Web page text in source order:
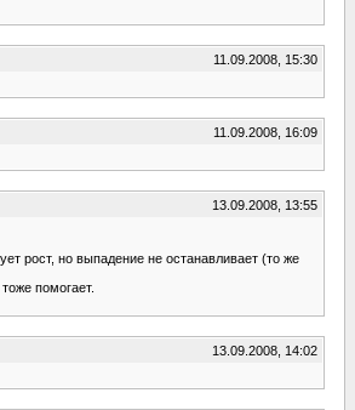
11.09.2008, 15:30
11.09.2008, 16:09
13.09.2008, 13:55
рост, но выпадение не останавливает (то же
помогает.
13.09.2008, 14:02